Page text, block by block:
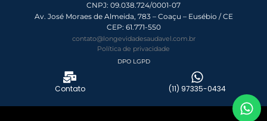
CNPJ: 09.038.724/0001-07
Av. José Moraes de Almeida, 783 – Coaçu – Eusébio / CE
CEP: 61.771-550
contato@longevidadesaudavel.com.br
Política de privacidade
DPO LGPD
Contato (11) 97335-0434